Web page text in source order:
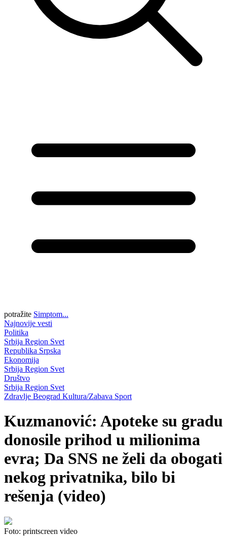
potražite Simptom...
Najnovije vesti
Politika
Srbija Region Svet
Republika Srpska
Ekonomija
Srbija Region Svet
Društvo
Srbija Region Svet
Zdravlje Beograd Kultura/Zabava Sport
Kuzmanović: Apoteke su gradu
donosile prihod u milionima
evra; Da SNS ne želi da obogati
nekog privatnika, bilo bi
rešenja (video)
Foto: printscreen video